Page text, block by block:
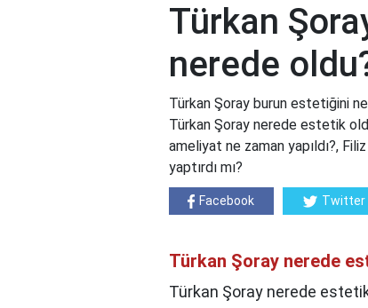
Türkan
nerede
Türkan Şoray burun estetiğini
Türkan Şoray nerede estetik
ameliyat ne zaman yapıldı?,
yaptırdı mı?
Facebook Twitter
Türkan Şoray nerede
Türkan Şoray nerede